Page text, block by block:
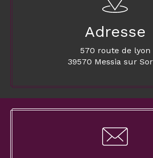
Adresse
570 route de lyon
39570 Messia sur